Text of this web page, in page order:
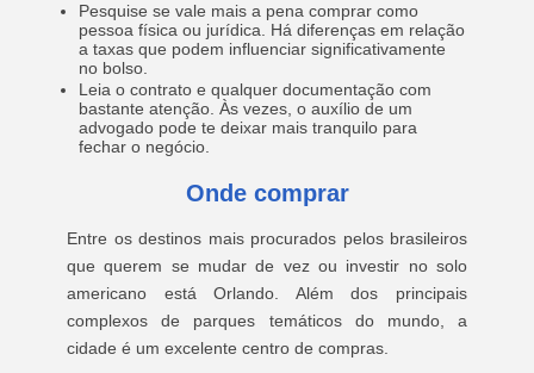
Pesquise se vale mais a pena comprar como
pessoa física ou jurídica. Há diferenças em relação
a taxas que podem influenciar significativamente
no bolso.
Leia o contrato e qualquer documentação com
bastante atenção. Às vezes, o auxílio de um
advogado pode te deixar mais tranquilo para
fechar o negócio.
Onde comprar
Entre os destinos mais procurados pelos brasileiros
que querem se mudar de vez ou investir no solo
americano está Orlando. Além dos principais
complexos de parques temáticos do mundo, a
cidade é um excelente centro de compras.